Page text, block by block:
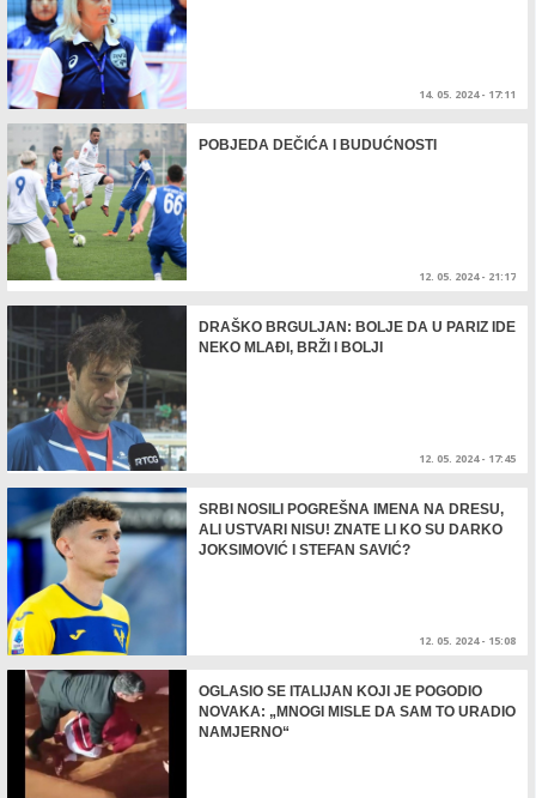
14. 05. 2024 - 17:11
POBJEDA DEČIĆA I BUDUĆNOSTI
12. 05. 2024 - 21:17
DRAŠKO BRGULJAN: BOLJE DA U PARIZ IDE
NEKO MLAĐI, BRŽI I BOLJI
12. 05. 2024 - 17:45
SRBI NOSILI POGREŠNA IMENA NA DRESU,
ALI USTVARI NISU! ZNATE LI KO SU DARKO
JOKSIMOVIĆ I STEFAN SAVIĆ?
12. 05. 2024 - 15:08
OGLASIO SE ITALIJAN KOJI JE POGODIO
NOVAKA: „MNOGI MISLE DA SAM TO URADIO
NAMJERNO“